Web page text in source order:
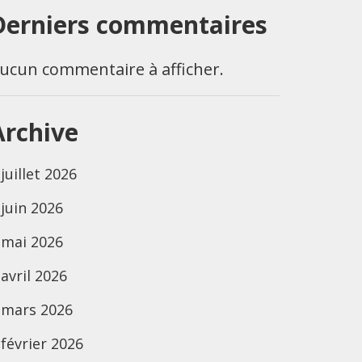
commentaires
commentaire à afficher.
juillet 2026
juin 2026
mai 2026
avril 2026
mars 2026
février 2026